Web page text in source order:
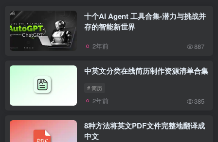
十个AI Agent 工具合集-潜力与挑战并
存的智能新世界
2年前 887
中英文分类在线简历制作资源清单合集
# 简历
2年前 385
8种方法将英文PDF文件完整地翻译成
中文